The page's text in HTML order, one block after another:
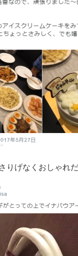
りげなくおしゃれだ